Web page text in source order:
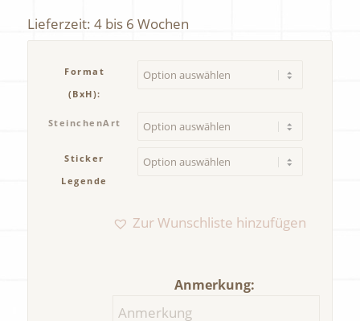
Lieferzeit: 4 bis 6 Wochen
Format
(BxH):
SteinchenArt
Sticker
Legende
Zur Wunschliste hinzufügen
Anmerkung: